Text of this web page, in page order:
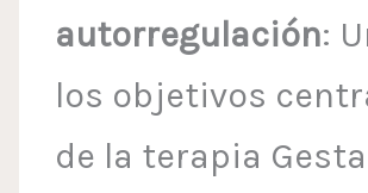
autorregulación:
los objetivos
de la terapia